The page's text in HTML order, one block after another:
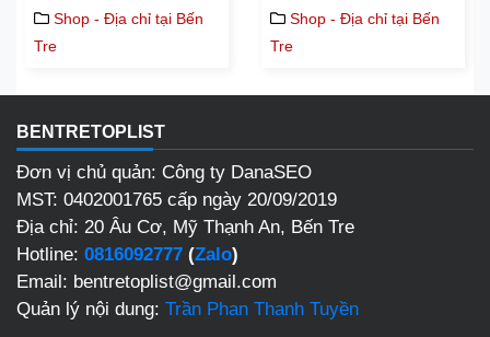
Shop - Địa chỉ tại Bến
Tre
Shop - Địa chỉ tại Bến
Tre
BENTRETOPLIST
Đơn vị chủ quản: Công ty DanaSEO
MST: 0402001765 cấp ngày 20/09/2019
Địa chỉ: 20 Âu Cơ, Mỹ Thạnh An, Bến Tre
Hotline: 0816092777 (Zalo)
Email: bentretoplist@gmail.com
Quản lý nội dung: Trần Phan Thanh Tuyền